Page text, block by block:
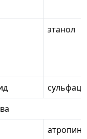
этанол
атропин